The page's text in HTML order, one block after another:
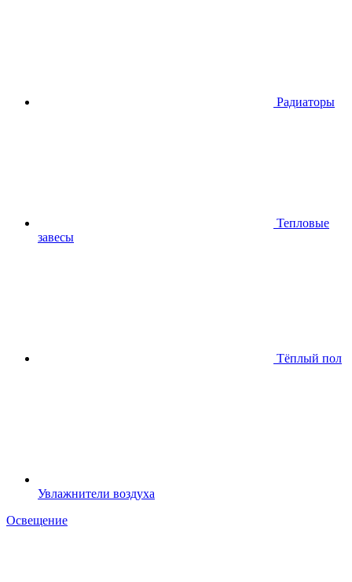
Радиаторы
Тепловые
завесы
Тёплый пол
Увлажнители воздуха
Освещение